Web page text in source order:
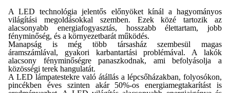
A LED technológia jelentős előnyöket kínál a hagyományos
világítási megoldásokkal szemben. Ezek közé tartozik az
alacsonyabb energiafogyasztás, hosszabb élettartam, jobb
fényminőség, és a környezetbarát működés.
Manapság is még több társasház szembesül magas
áramszámlával, gyakori karbantartási problémával. A lakók
alacsony fényminőségre panaszkodnak, ami befolyásolja a
közösségi terek hangulatát.
A LED lámpatestekre való átállás a lépcsőházakban, folyosókon,
pincékben éves szinten akár 50%-os energiamegtakarítást is